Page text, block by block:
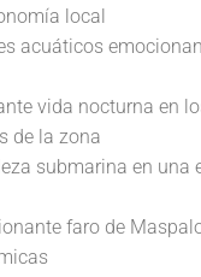
local
acuáticos
vida nocturna en
de la zona
submarina en una
faro de